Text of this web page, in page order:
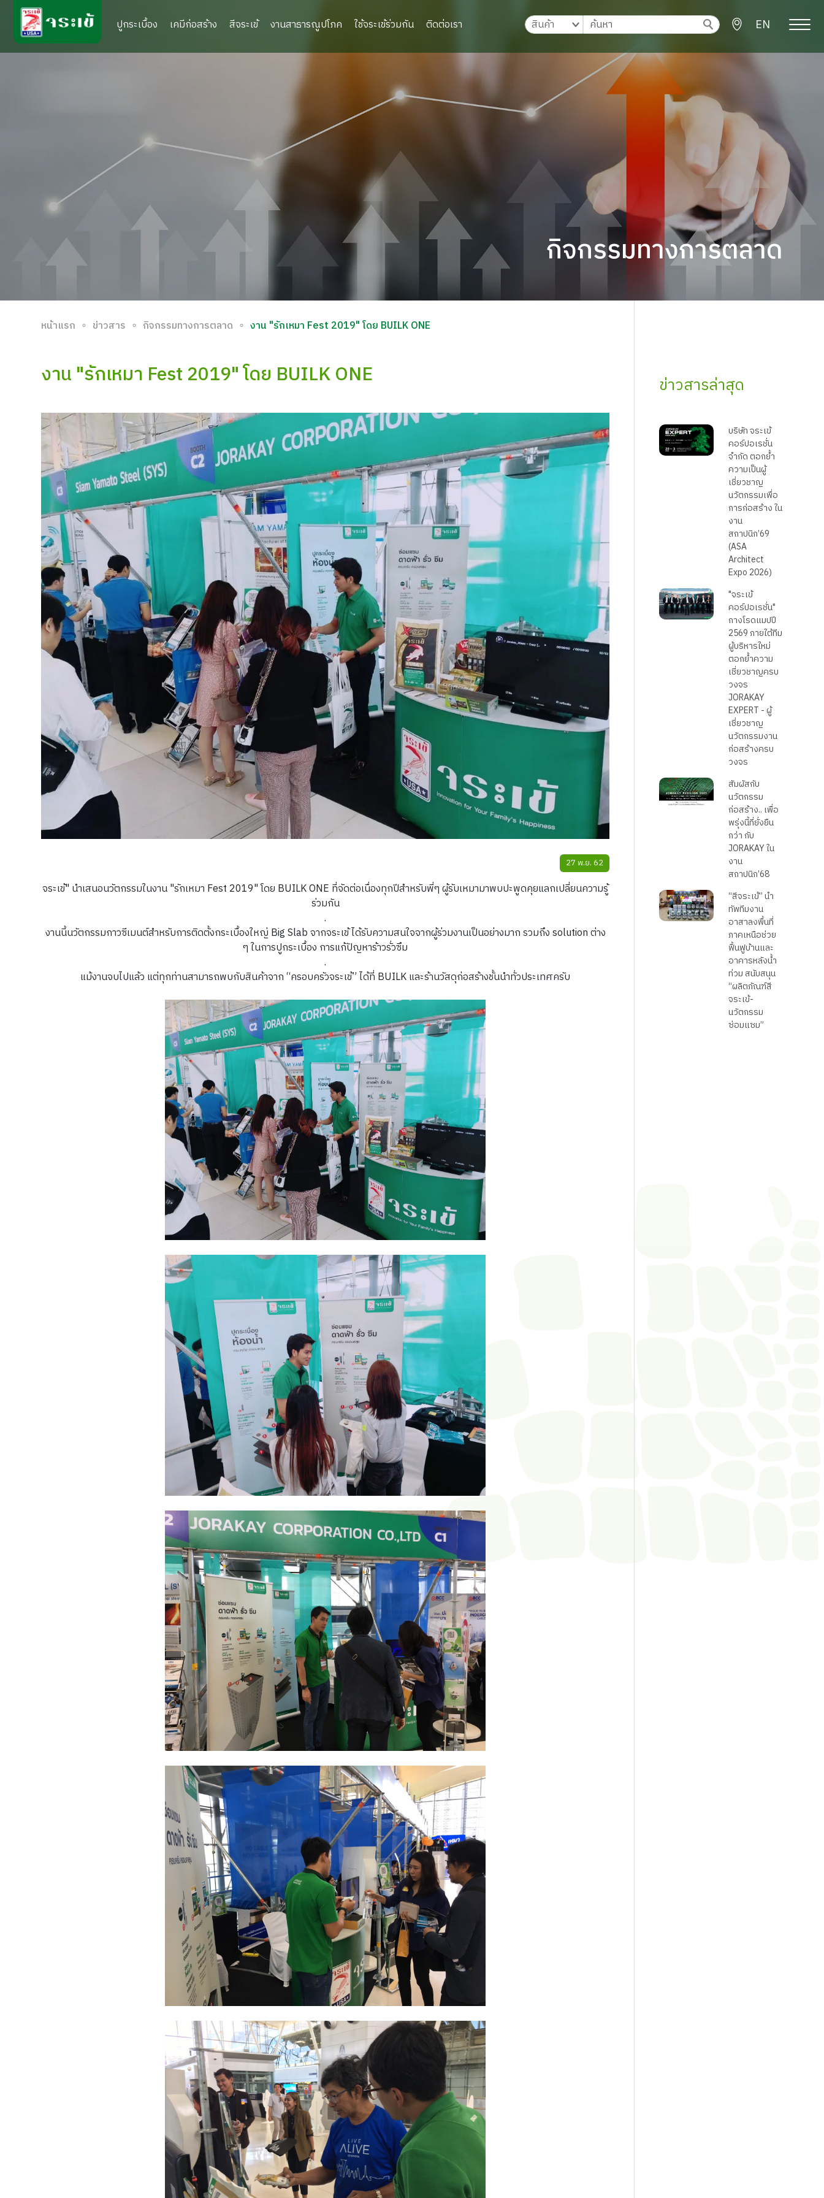
ปูกระเบื้อง เคมีก่อสร้าง สีจระเข้ งานสาธารณูปโภค ใช้จระเข้ร่วมกัน ติดต่อเรา EN
กิจกรรมทางการตลาด
หน้าแรก ∘ ข่าวสาร ∘ กิจกรรมทางการตลาด ∘ งาน "รักเหมา Fest 2019" โดย BUILK ONE
งาน "รักเหมา Fest 2019" โดย BUILK ONE
27 พ.ย. 62
จระเข้" นำเสนอนวัตกรรมในงาน "รักเหมา Fest 2019" โดย BUILK ONE ที่จัดต่อเนื่องทุกปีสำหรับพี่ๆ ผู้รับเหมามาพบปะพูดคุยแลกเปลี่ยนความรู้
ร่วมกัน
.
งานนี้นวัตกรรมกาวซีเมนต์สำหรับการติดตั้งกระเบื้องใหญ่ Big Slab จากจระเข้ ได้รับความสนใจจากผู้ร่วมงานเป็นอย่างมาก รวมถึง solution ต่าง
ๆ ในการปูกระเบื้อง การแก้ปัญหาร้าวรั่วซึม
.
แม้งานจบไปแล้ว แต่ทุกท่านสามารถพบกับสินค้าจาก “ครอบครัวจระเข้” ได้ที่ BUILK และร้านวัสดุก่อสร้างชั้นนำทั่วประเทศครับ
ข่าวสารล่าสุด
บริษัท จระเข้
คอร์ปอเรชั่น
จำกัด ตอกย้ำ
ความเป็นผู้
เชี่ยวชาญ
นวัตกรรมเพื่อ
การก่อสร้าง ใน
งาน
สถาปนิก’69
(ASA
Architect
Expo 2026)
"จระเข้
คอร์ปอเรชั่น"
กางโรดแมปปี
2569 ภายใต้ทีม
ผู้บริหารใหม่
ตอกย้ำความ
เชี่ยวชาญครบ
วงจร
JORAKAY
EXPERT - ผู้
เชี่ยวชาญ
นวัตกรรมงาน
ก่อสร้างครบ
วงจร
สัมผัสกับ
นวัตกรรม
ก่อสร้าง.. เพื่อ
พรุ่งนี้ที่ยั่งยืน
กว่า กับ
JORAKAY ใน
งาน
สถาปนิก’68
“สีจระเข้” นำ
ทัพทีมงาน
อาสาลงพื้นที่
ภาคเหนือช่วย
ฟื้นฟูบ้านและ
อาคารหลังน้ำ
ท่วม สนับสนุน
“ผลิตภัณฑ์สี
จระเข้-
นวัตกรรม
ซ่อมแซม”